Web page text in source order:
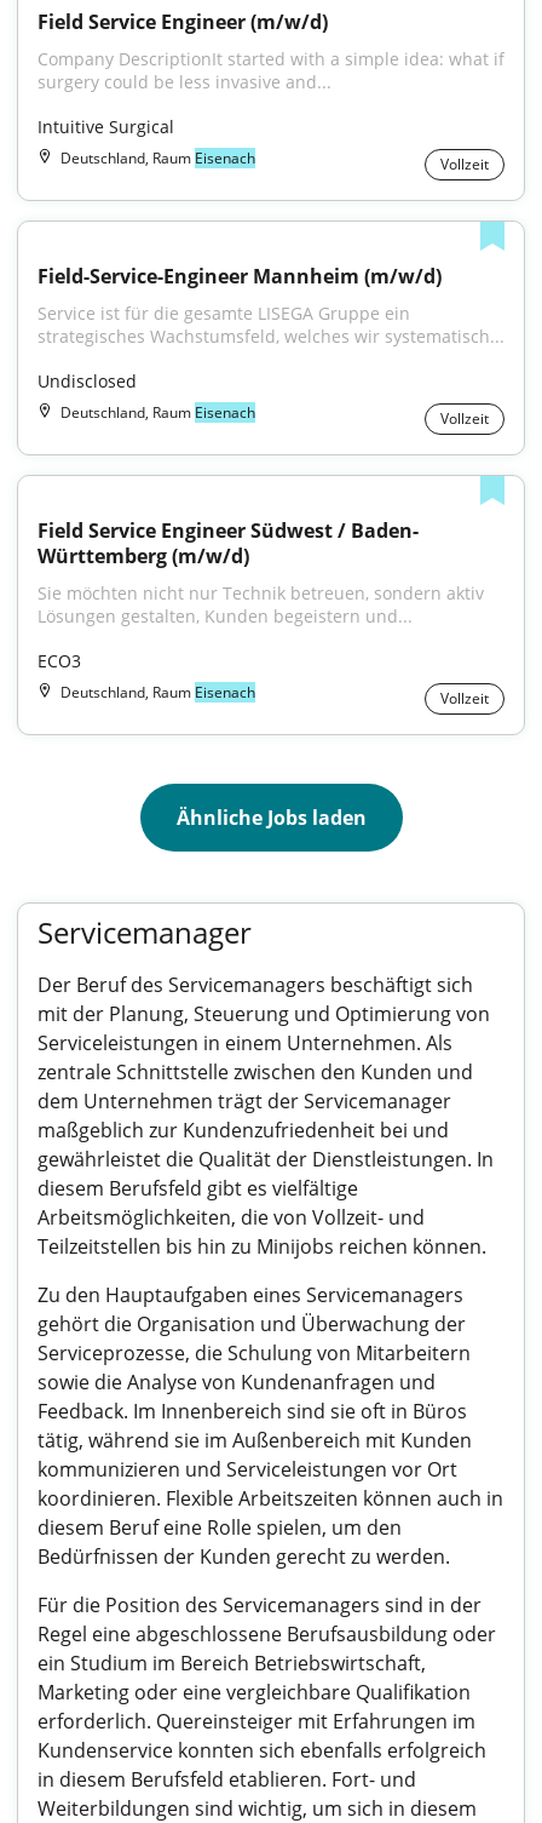
Field Service Engineer (m/w/d)
Company DescriptionIt started with a simple idea: what if
surgery could be less invasive and...
Intuitive Surgical
Deutschland, Raum Eisenach Vollzeit
Field-Service-Engineer Mannheim (m/w/d)
Service ist für die gesamte LISEGA Gruppe ein
strategisches Wachstumsfeld, welches wir systematisch...
Undisclosed
Deutschland, Raum Eisenach Vollzeit
Field Service Engineer Südwest / Baden-
Württemberg (m/w/d)
Sie möchten nicht nur Technik betreuen, sondern aktiv
Lösungen gestalten, Kunden begeistern und...
ECO3
Deutschland, Raum Eisenach Vollzeit
Ähnliche Jobs laden
Servicemanager
Der Beruf des Servicemanagers beschäftigt sich
mit der Planung, Steuerung und Optimierung von
Serviceleistungen in einem Unternehmen. Als
zentrale Schnittstelle zwischen den Kunden und
dem Unternehmen trägt der Servicemanager
maßgeblich zur Kundenzufriedenheit bei und
gewährleistet die Qualität der Dienstleistungen. In
diesem Berufsfeld gibt es vielfältige
Arbeitsmöglichkeiten, die von Vollzeit- und
Teilzeitstellen bis hin zu Minijobs reichen können.
Zu den Hauptaufgaben eines Servicemanagers
gehört die Organisation und Überwachung der
Serviceprozesse, die Schulung von Mitarbeitern
sowie die Analyse von Kundenanfragen und
Feedback. Im Innenbereich sind sie oft in Büros
tätig, während sie im Außenbereich mit Kunden
kommunizieren und Serviceleistungen vor Ort
koordinieren. Flexible Arbeitszeiten können auch in
diesem Beruf eine Rolle spielen, um den
Bedürfnissen der Kunden gerecht zu werden.
Für die Position des Servicemanagers sind in der
Regel eine abgeschlossene Berufsausbildung oder
ein Studium im Bereich Betriebswirtschaft,
Marketing oder eine vergleichbare Qualifikation
erforderlich. Quereinsteiger mit Erfahrungen im
Kundenservice konnten sich ebenfalls erfolgreich
in diesem Berufsfeld etablieren. Fort- und
Weiterbildungen sind wichtig, um sich in diesem